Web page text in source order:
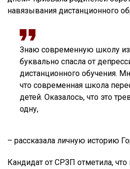
навязывания дистанционного
Знаю современную школу
буквально спасла от
дистанционного обучения.
что современная школа
детей. Оказалось, что это
одну,
– рассказала личную историю
Кандидат от СРЗП отметила,